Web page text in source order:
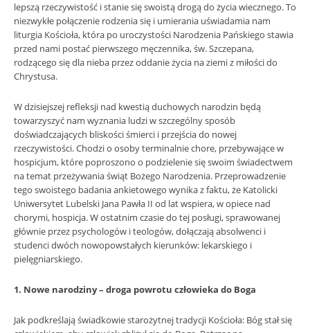
lepszą rzeczywistość i stanie się swoistą drogą do życia wiecznego. To
niezwykłe połączenie rodzenia się i umierania uświadamia nam
liturgia Kościoła, która po uroczystości Narodzenia Pańskiego stawia
przed nami postać pierwszego męczennika, św. Szczepana,
rodzącego się dla nieba przez oddanie życia na ziemi z miłości do
Chrystusa.
W dzisiejszej refleksji nad kwestią duchowych narodzin będą
towarzyszyć nam wyznania ludzi w szczególny sposób
doświadczających bliskości śmierci i przejścia do nowej
rzeczywistości. Chodzi o osoby terminalnie chore, przebywające w
hospicjum, które poproszono o podzielenie się swoim świadectwem
na temat przeżywania świąt Bożego Narodzenia. Przeprowadzenie
tego swoistego badania ankietowego wynika z faktu, że Katolicki
Uniwersytet Lubelski Jana Pawła II od lat wspiera, w opiece nad
chorymi, hospicja. W ostatnim czasie do tej posługi, sprawowanej
głównie przez psychologów i teologów, dołączają absolwenci i
studenci dwóch nowopowstałych kierunków: lekarskiego i
pielęgniarskiego.
1. Nowe narodziny – droga powrotu człowieka do Boga
Jak podkreślają świadkowie starożytnej tradycji Kościoła: Bóg stał się